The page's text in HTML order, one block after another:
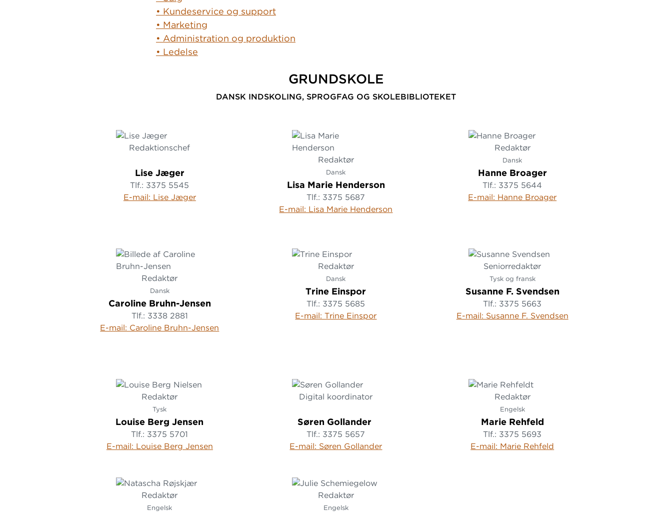
• Kundeservice og support
• Marketing
• Administration og produktion
• Ledelse
GRUNDSKOLE
DANSK INDSKOLING, SPROGFAG OG SKOLEBIBLIOTEKET
Redaktionschef
Lise Jæger
Tlf.: 3375 5545
E-mail: Lise Jæger
Redaktør
Dansk
Lisa Marie Henderson
Tlf.: 3375 5687
E-mail: Lisa Marie Henderson
Redaktør
Dansk
Hanne Broager
Tlf.: 3375 5644
E-mail: Hanne Broager
Redaktør
Dansk
Caroline Bruhn-Jensen
Tlf.: 3338 2881
E-mail: Caroline Bruhn-Jensen
Redaktør
Dansk
Trine Einspor
Tlf.: 3375 5685
E-mail: Trine Einspor
Seniorredaktør
Tysk og fransk
Susanne F. Svendsen
Tlf.: 3375 5663
E-mail: Susanne F. Svendsen
Redaktør
Tysk
Louise Berg Jensen
Tlf.: 3375 5701
E-mail: Louise Berg Jensen
Digital koordinator
Søren Gollander
Tlf.: 3375 5657
E-mail: Søren Gollander
Redaktør
Engelsk
Marie Rehfeld
Tlf.: 3375 5693
E-mail: Marie Rehfeld
Redaktør
Engelsk
Redaktør
Engelsk